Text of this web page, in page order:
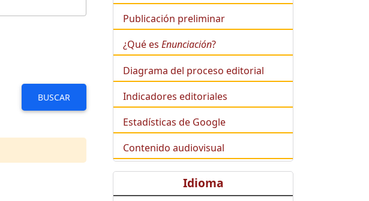
BUSCAR
Publicación preliminar
¿Qué es Enunciación?
Diagrama del proceso editorial
Indicadores editoriales
Estadísticas de Google
Contenido audiovisual
Idioma